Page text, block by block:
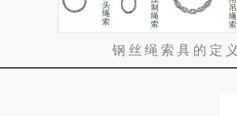
钢丝绳索具的定义